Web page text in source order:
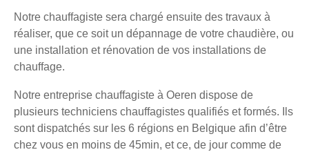
Notre chauffagiste sera chargé ensuite des travaux à
réaliser, que ce soit un dépannage de votre chaudière, ou
une installation et rénovation de vos installations de
chauffage.
Notre entreprise chauffagiste à Oeren dispose de
plusieurs techniciens chauffagistes qualifiés et formés. Ils
sont dispatchés sur les 6 régions en Belgique afin d’être
chez vous en moins de 45min, et ce, de jour comme de